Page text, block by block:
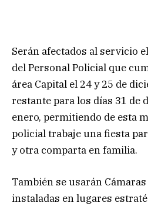
Serán afectados al servicio
del Personal Policial que
área Capital el 24 y 25 de
restante para los días 31 de
enero, permitiendo de esta
policial trabaje una fiesta
y otra comparta en familia.
También se usarán
instaladas en lugares